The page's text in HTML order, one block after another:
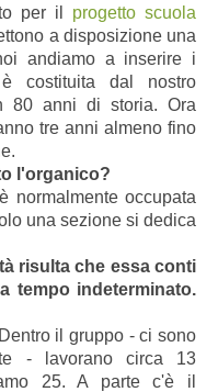
per il progetto scuola
a disposizione una
andiamo a inserire i
costituita dal nostro
80 anni di storia. Ora
tre anni almeno fino
l'organico?
normalmente occupata
una sezione si dedica
risulta che essa conti
tempo indeterminato.
il gruppo - ci sono
- lavorano circa 13
25. A parte c'è il